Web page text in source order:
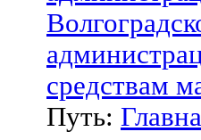
средствам
Путь: